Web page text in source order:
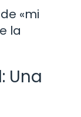
«mi
la
Una